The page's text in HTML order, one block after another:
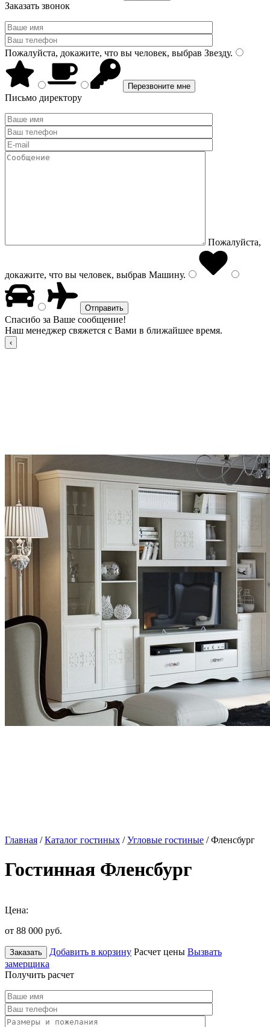
Заказать звонок
Пожалуйста, докажите, что вы человек, выбрав Звезду.
Письмо директору
Пожалуйста,
докажите, что вы человек, выбрав Машину.
Спасибо за Ваше сообщение!
Наш менеджер свяжется с Вами в ближайшее время.
Главная /Каталог гостиных /Угловые гостиные / Фленсбург
Гостинная Фленсбург
Цена:
от 88 000 руб.
Заказать Добавить в корзину Расчет цены Вызвать
замерщика
Получить расчет